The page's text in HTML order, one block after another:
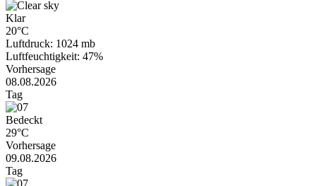
Klar
20°C
Luftdruck: 1024 mb
Luftfeuchtigkeit: 47%
Vorhersage
08.08.2026
Tag
Bedeckt
29°C
Vorhersage
09.08.2026
Tag